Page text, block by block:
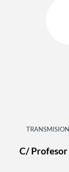
C/ Profesor